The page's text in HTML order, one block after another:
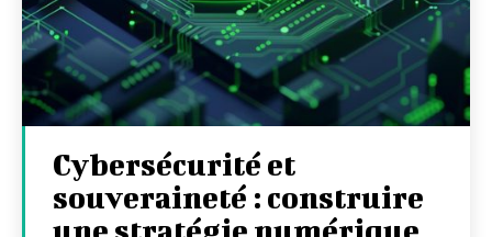
Cybersécurité et
souveraineté : construire